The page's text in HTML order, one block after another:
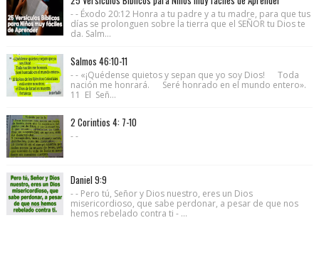
- - Éxodo 20:12 Honra a tu padre y a tu madre, para que tus
días se prolonguen sobre la tierra que el SEÑOR tu Dios te
da. Salm...
Salmos 46:10-11
- - «¡Quédense quietos y sepan que yo soy Dios! Toda
nación me honrará. Seré honrado en el mundo entero».
11 El Señ...
2 Corintios 4: 7-10
- -
Daniel 9:9
- - Pero tú, Señor y Dios nuestro, eres un Dios
misericordioso, que sabe perdonar, a pesar de que nos
hemos rebelado contra ti - ...